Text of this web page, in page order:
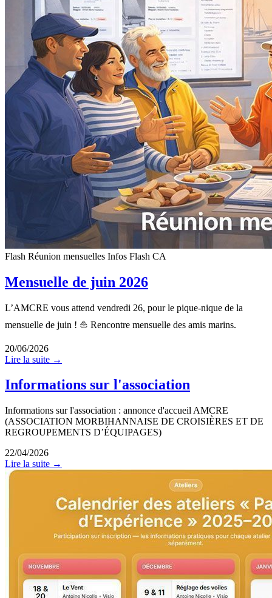
Flash Réunion mensuelles Infos Flash CA
Mensuelle de juin 2026
L’AMCRE vous attend vendredi 26, pour le pique-nique de la
mensuelle de juin ! ⛵ Rencontre mensuelle des amis marins.
20/06/2026
Lire la suite →
Informations sur l'association
Informations sur l'association : annonce d'accueil AMCRE
(ASSOCIATION MORBIHANNAISE DE CROISIÈRES ET DE
REGROUPEMENTS D’ÉQUIPAGES)
22/04/2026
Lire la suite →